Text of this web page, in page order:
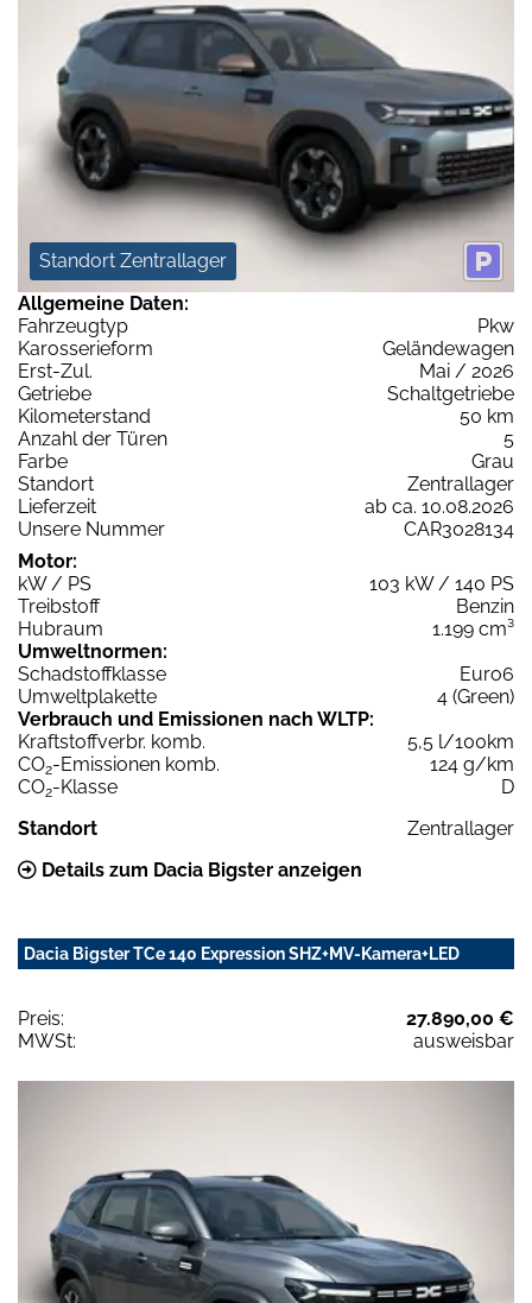
Standort Zentrallager
Allgemeine Daten:
Fahrzeugtyp
Pkw
Karosserieform
Geländewagen
Erst-Zul.
Mai / 2026
Getriebe
Schaltgetriebe
Kilometerstand
50 km
Anzahl der Türen
5
Farbe
Grau
Standort
Zentrallager
Lieferzeit
ab ca. 10.08.2026
Unsere Nummer
CAR3028134
Motor:
kW / PS
103 kW / 140 PS
Treibstoff
Benzin
Hubraum
1.199 cm³
Umweltnormen:
Schadstoffklasse
Euro6
Umweltplakette
4 (Green)
Verbrauch und Emissionen nach WLTP:
Kraftstoffverbr. komb.
5,5 l/100km
CO2-Emissionen komb.
124 g/km
CO2-Klasse
D
Standort
Zentrallager
Details zum Dacia Bigster anzeigen
Dacia Bigster TCe 140 Expression SHZ+MV-Kamera+LED
Preis:
27.890,00 €
MWSt:
ausweisbar